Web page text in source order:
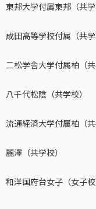
東邦大学付属東邦（共学
成田高等学校付属（共学
二松学舎大学付属柏（共
八千代松陰（共学校）
流通経済大学付属柏（共
麗澤（共学校）
和洋国府台女子（女子校